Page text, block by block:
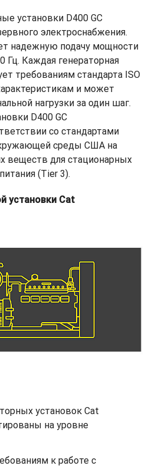
установки D400 GC
электроснабжения.
надежную подачу мощности
Гц. Каждая генераторная
требованиям стандарта ISO
и может
нагрузки за один шаг.
D400 GC
со стандартами
среды США на
веществ для стационарных
(Tier 3).
установки Cat
установок Cat
на уровне
к работе с